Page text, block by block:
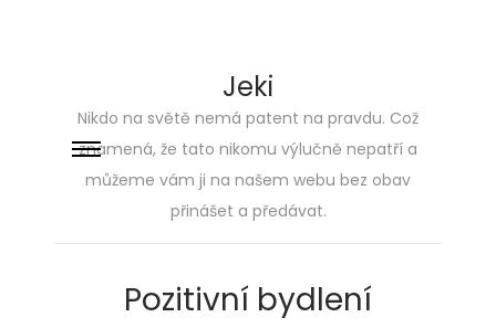
navigation
content
Jeki
Nikdo na světě nemá patent na pravdu. Což
znamená, že tato nikomu výlučně nepatří a
můžeme vám ji na našem webu bez obav
přinášet a předávat.
Pozitivní bydlení